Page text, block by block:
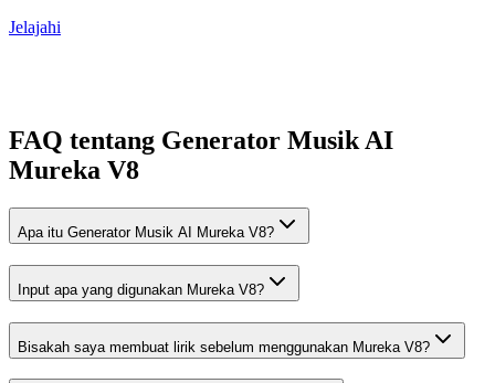
Jelajahi
FAQ tentang Generator Musik AI
Mureka V8
Apa itu Generator Musik AI Mureka V8?
Input apa yang digunakan Mureka V8?
Bisakah saya membuat lirik sebelum menggunakan Mureka V8?